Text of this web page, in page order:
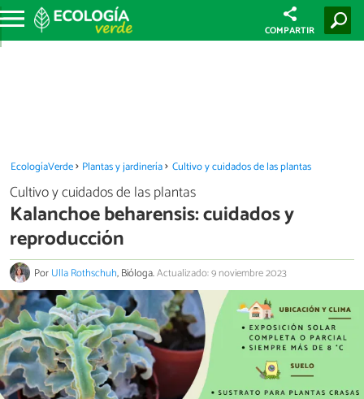
COMPARTIR
EcologíaVerde Plantas y jardinería Cultivo y cuidados de las plantas
Cultivo y cuidados de las plantas
Kalanchoe beharensis: cuidados y
reproducción
PorUlla Rothschuh, Bióloga.Actualizado: 9 noviembre 2023